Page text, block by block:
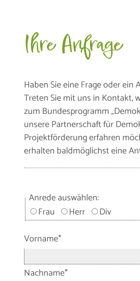
Ihre Anfrage
Haben Sie eine Frage oder ein
Treten Sie mit uns in Kontakt,
zum Bundesprogramm
unsere Partnerschaft für
Projektförderung erfahren
erhalten baldmöglichst eine
Anrede auswählen:
Frau
Herr
Div
Vorname*
Nachname*